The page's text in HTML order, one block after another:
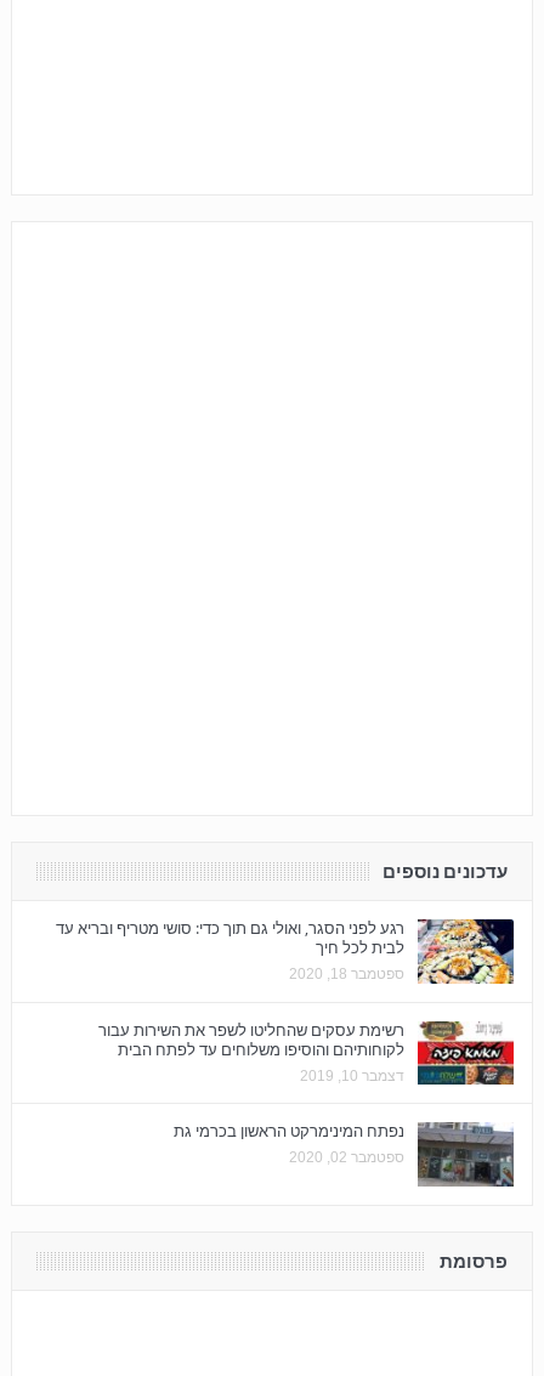
עדכונים נוספים
רגע לפני הסגר, ואולי גם תוך כדי: סושי מטריף ובריא עד
לבית לכל חיך
ספטמבר 18, 2020
רשימת עסקים שהחליטו לשפר את השירות עבור
לקוחותיהם והוסיפו משלוחים עד לפתח הבית
דצמבר 10, 2019
נפתח המינימרקט הראשון בכרמי גת
ספטמבר 02, 2020
פרסומת